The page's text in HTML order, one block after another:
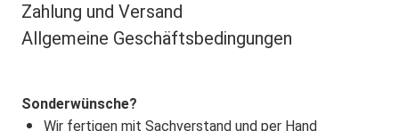
Zahlung und Versand
Allgemeine Geschäftsbedingungen
Sonderwünsche?
Wir fertigen mit Sachverstand und per Hand